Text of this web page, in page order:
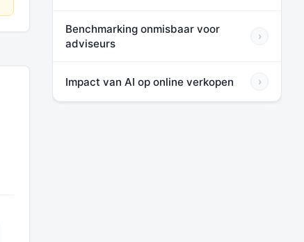
Benchmarking onmisbaar voor
adviseurs
›
Impact van AI op online verkopen ›